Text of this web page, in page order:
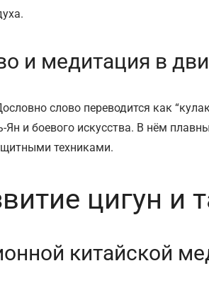
и медитация в
слово переводится как
Ян и боевого искусства. В нём
техниками.
цигун и
китайской